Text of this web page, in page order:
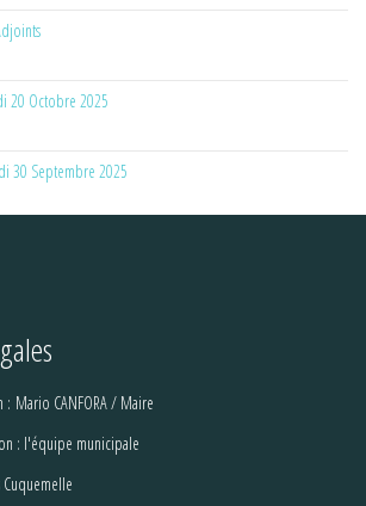
20 Octobre 2025
30 Septembre 2025
Mario CANFORA / Maire
: l'équipe municipale
Cuquemelle